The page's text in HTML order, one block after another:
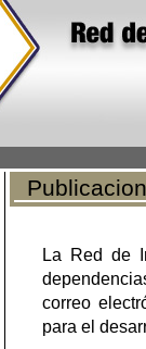
La Red de
correo
para el